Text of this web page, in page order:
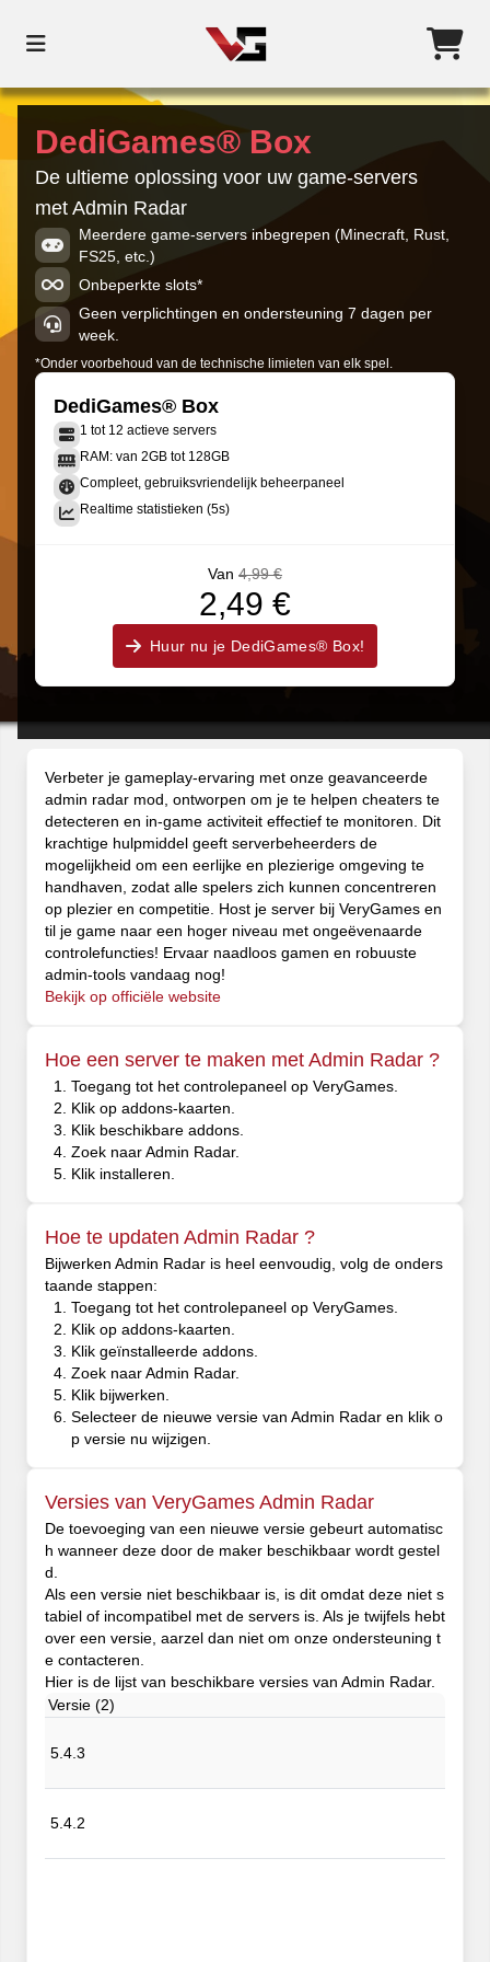
DediGames® Box
De ultieme oplossing voor uw game-servers
met Admin Radar
Meerdere game-servers inbegrepen (Minecraft, Rust,
FS25, etc.)
Onbeperkte slots*
Geen verplichtingen en ondersteuning 7 dagen per
week.
*Onder voorbehoud van de technische limieten van elk spel.
DediGames® Box
1 tot 12 actieve servers
RAM: van 2GB tot 128GB
Compleet, gebruiksvriendelijk beheerpaneel
Realtime statistieken (5s)
Van 4,99 €
2,49 €
Huur nu je DediGames® Box!
Verbeter je gameplay-ervaring met onze geavanceerde
admin radar mod, ontworpen om je te helpen cheaters te
detecteren en in-game activiteit effectief te monitoren. Dit
krachtige hulpmiddel geeft serverbeheerders de
mogelijkheid om een eerlijke en plezierige omgeving te
handhaven, zodat alle spelers zich kunnen concentreren
op plezier en competitie. Host je server bij VeryGames en
til je game naar een hoger niveau met ongeëvenaarde
controlefuncties! Ervaar naadloos gamen en robuuste
admin-tools vandaag nog!
Bekijk op officiële website
Hoe een server te maken met Admin Radar ?
Toegang tot het controlepaneel op VeryGames.
Klik op addons-kaarten.
Klik beschikbare addons.
Zoek naar Admin Radar.
Klik installeren.
Hoe te updaten Admin Radar ?
Bijwerken Admin Radar is heel eenvoudig, volg de onders
taande stappen:
Toegang tot het controlepaneel op VeryGames.
Klik op addons-kaarten.
Klik geïnstalleerde addons.
Zoek naar Admin Radar.
Klik bijwerken.
Selecteer de nieuwe versie van Admin Radar en klik o
p versie nu wijzigen.
Versies van VeryGames Admin Radar
De toevoeging van een nieuwe versie gebeurt automatisc
h wanneer deze door de maker beschikbaar wordt gestel
d.
Als een versie niet beschikbaar is, is dit omdat deze niet s
tabiel of incompatibel met de servers is. Als je twijfels hebt
over een versie, aarzel dan niet om onze ondersteuning t
e contacteren.
Hier is de lijst van beschikbare versies van Admin Radar.
Versie (2)
5.4.3
5.4.2